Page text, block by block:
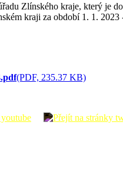
Zlínského kraje, který je
kraji za období 1. 1. 2023
(PDF, 235.37 KB)